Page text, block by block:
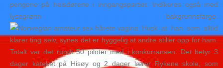
pengene på heisdørene i inngangspartiet. Indikeres også med
lysegrønn bakgrunnsfarge.
Husk at han som alltid
klarer ting selv, synes det er hyggelig at andre stiller opp for ham.
Totalt var det rundt 50 piloter med i konkurransen. Det betyr 3
dager kateket på Hisøy og 2 dager lærer Rykene skole, som